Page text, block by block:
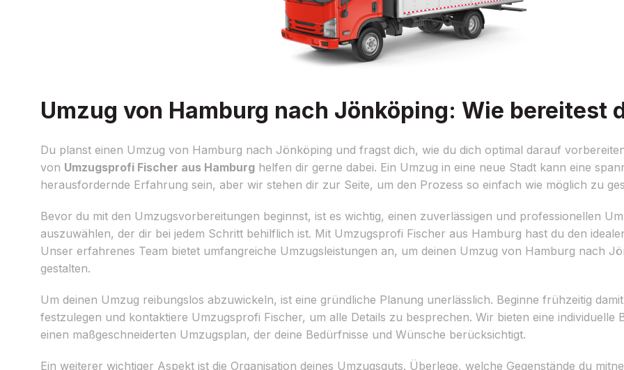
Umzug von Hamburg nach Jönköping: Wie bereitest
Du planst einen Umzug von Hamburg nach Jönköping und fragst dich, wie du dich optimal darauf
von Umzugsprofi Fischer aus Hamburg helfen dir gerne dabei. Ein Umzug in eine neue Stadt kann eine
herausfordernde Erfahrung sein, aber wir stehen dir zur Seite, um den Prozess so einfach wie möglich zu
Bevor du mit den Umzugsvorbereitungen beginnst, ist es wichtig, einen zuverlässigen und professionellen
auszuwählen, der dir bei jedem Schritt behilflich ist. Mit Umzugsprofi Fischer aus Hamburg hast du den
Unser erfahrenes Team bietet umfangreiche Umzugsleistungen an, um deinen Umzug von Hamburg nach
gestalten.
Um deinen Umzug reibungslos abzuwickeln, ist eine gründliche Planung unerlässlich. Beginne frühzeitig
festzulegen und kontaktiere Umzugsprofi Fischer, um alle Details zu besprechen. Wir bieten eine individuelle
einen maßgeschneiderten Umzugsplan, der deine Bedürfnisse und Wünsche berücksichtigt.
Ein weiterer wichtiger Aspekt ist die Organisation deines Umzugsguts. Überlege, welche Gegenstände du